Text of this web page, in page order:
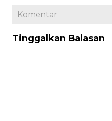
Komentar
Tinggalkan Balasan